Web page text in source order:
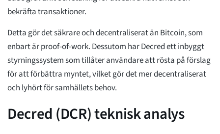
bekräfta transaktioner.
Detta gör det säkrare och decentraliserat än Bitcoin, som
enbart är proof-of-work. Dessutom har Decred ett inbyggt
styrningssystem som tillåter användare att rösta på förslag
för att förbättra myntet, vilket gör det mer decentraliserat
och lyhört för samhällets behov.
Decred (DCR) teknisk analys